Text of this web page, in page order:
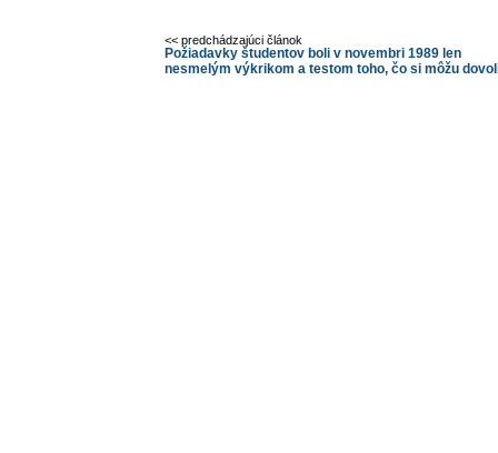
<< predchádzajúci článok
Požiadavky študentov boli v novembri 1989 len
nesmelým výkrikom a testom toho, čo si môžu